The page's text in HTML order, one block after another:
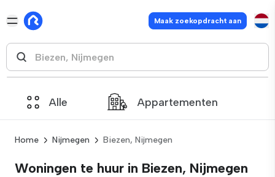
Maak zoekopdracht aan
Alle Appartementen
Home Nijmegen Biezen, Nijmegen
Woningen te huur in Biezen, Nijmegen